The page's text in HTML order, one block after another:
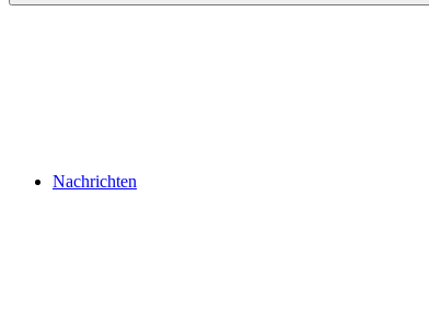
Menü
Nachrichten